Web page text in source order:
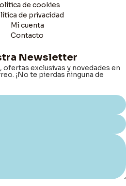
de cookies
de privacidad
Mi cuenta
Contacto
Newsletter
ofertas exclusivas y novedades en
¡No te pierdas ninguna de